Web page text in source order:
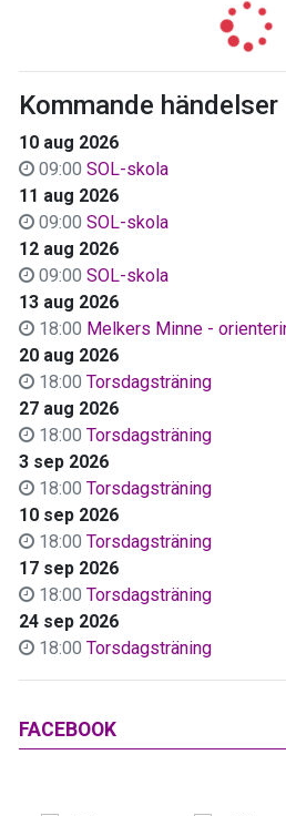
Kommande händelser
10 aug 2026
09:00 SOL-skola
11 aug 2026
09:00 SOL-skola
12 aug 2026
09:00 SOL-skola
13 aug 2026
18:00 Melkers Minne -
20 aug 2026
18:00 Torsdagsträning
27 aug 2026
18:00 Torsdagsträning
3 sep 2026
18:00 Torsdagsträning
10 sep 2026
18:00 Torsdagsträning
17 sep 2026
18:00 Torsdagsträning
24 sep 2026
18:00 Torsdagsträning
FACEBOOK